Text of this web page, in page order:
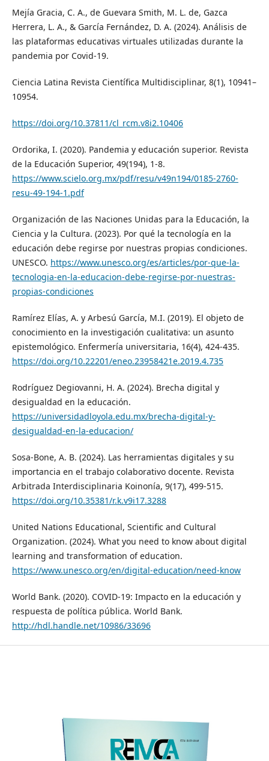
Mejía Gracia, C. A., de Guevara Smith, M. L. de, Gazca
Herrera, L. A., & García Fernández, D. A. (2024). Análisis de
las plataformas educativas virtuales utilizadas durante la
pandemia por Covid-19.
Ciencia Latina Revista Científica Multidisciplinar, 8(1), 10941–
10954.
https://doi.org/10.37811/cl_rcm.v8i2.10406
Ordorika, I. (2020). Pandemia y educación superior. Revista
de la Educación Superior, 49(194), 1-8.
https://www.scielo.org.mx/pdf/resu/v49n194/0185-2760-
resu-49-194-1.pdf
Organización de las Naciones Unidas para la Educación, la
Ciencia y la Cultura. (2023). Por qué la tecnología en la
educación debe regirse por nuestras propias condiciones.
UNESCO. https://www.unesco.org/es/articles/por-que-la-
tecnologia-en-la-educacion-debe-regirse-por-nuestras-
propias-condiciones
Ramírez Elías, A. y Arbesú García, M.I. (2019). El objeto de
conocimiento en la investigación cualitativa: un asunto
epistemológico. Enfermería universitaria, 16(4), 424-435.
https://doi.org/10.22201/eneo.23958421e.2019.4.735
Rodríguez Degiovanni, H. A. (2024). Brecha digital y
desigualdad en la educación.
https://universidadloyola.edu.mx/brecha-digital-y-
desigualdad-en-la-educacion/
Sosa-Bone, A. B. (2024). Las herramientas digitales y su
importancia en el trabajo colaborativo docente. Revista
Arbitrada Interdisciplinaria Koinonía, 9(17), 499-515.
https://doi.org/10.35381/r.k.v9i17.3288
United Nations Educational, Scientific and Cultural
Organization. (2024). What you need to know about digital
learning and transformation of education.
https://www.unesco.org/en/digital-education/need-know
World Bank. (2020). COVID-19: Impacto en la educación y
respuesta de política pública. World Bank.
http://hdl.handle.net/10986/33696